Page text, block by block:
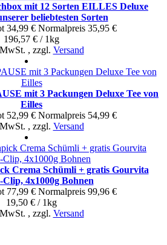
mit 12 Sorten EILLES Deluxe
beliebtesten Sorten
34,99 € Normal­preis 35,95 €
196,57 € / 1kg
, zzgl. Versand
mit 3 Packungen Deluxe Tee von
Eilles
52,99 € Normal­preis 54,99 €
, zzgl. Versand
Crema Schümli + gratis Gourvita
Clip, 4x1000g Bohnen
77,99 € Normal­preis 99,96 €
19,50 € / 1kg
, zzgl. Versand